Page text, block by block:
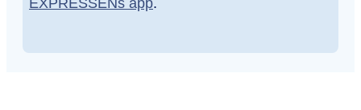
EXPRESSENs app.